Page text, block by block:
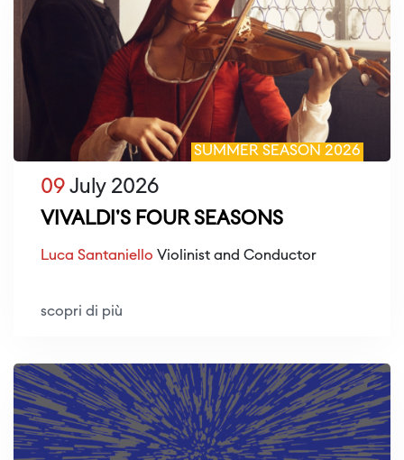
SUMMER SEASON 2026
09 July 2026
VIVALDI'S FOUR SEASONS
Luca Santaniello Violinist and Conductor
scopri di più